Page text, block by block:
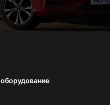
оборудование